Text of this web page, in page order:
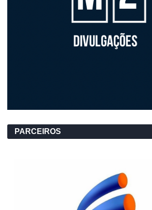
PARCEIROS